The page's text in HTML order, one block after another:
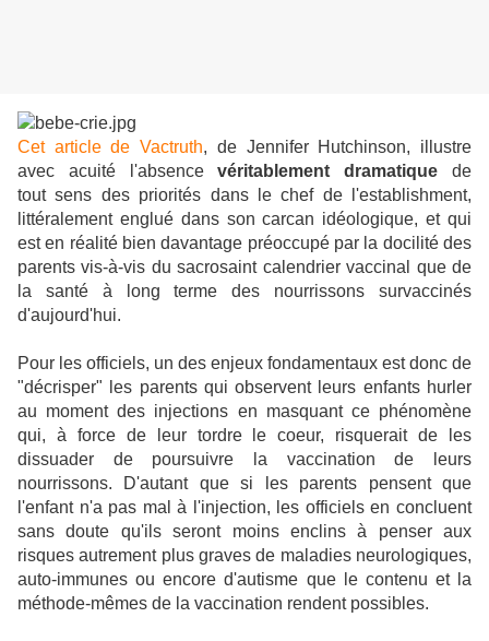
Cet article de Vactruth, de Jennifer Hutchinson, illustre
avec acuité l'absencevéritablement dramatique de
tout sens des priorités dans le chef de l'establishment,
littéralement englué dans son carcan idéologique, et qui
est en réalité bien davantage préoccupé par la docilité des
parents vis-à-vis du sacrosaint calendrier vaccinal que de
la santé à long terme des nourrissons survaccinés
d'aujourd'hui.
Pour les officiels, un des enjeux fondamentaux est donc de
"décrisper" les parents qui observent leurs enfants hurler
au moment des injections en masquant ce phénomène
qui, à force de leur tordre le coeur, risquerait de les
dissuader de poursuivre la vaccination de leurs
nourrissons. D'autant que si les parents pensent que
l'enfant n'a pas mal à l'injection, les officiels en concluent
sans doute qu'ils seront moins enclins à penser aux
risques autrement plus graves de maladies neurologiques,
auto-immunes ou encore d'autisme que le contenu et la
méthode-mêmes de la vaccination rendent possibles.